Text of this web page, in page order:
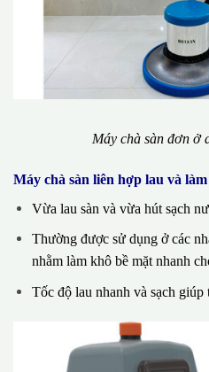
Máy chà sàn đơn ở
Máy chà sàn liên hợp lau và
Vừa lau sàn và vừa hút sạch
Thường được sử dụng ở các
nhằm làm khô bề mặt nhanh
Tốc độ lau nhanh và sạch